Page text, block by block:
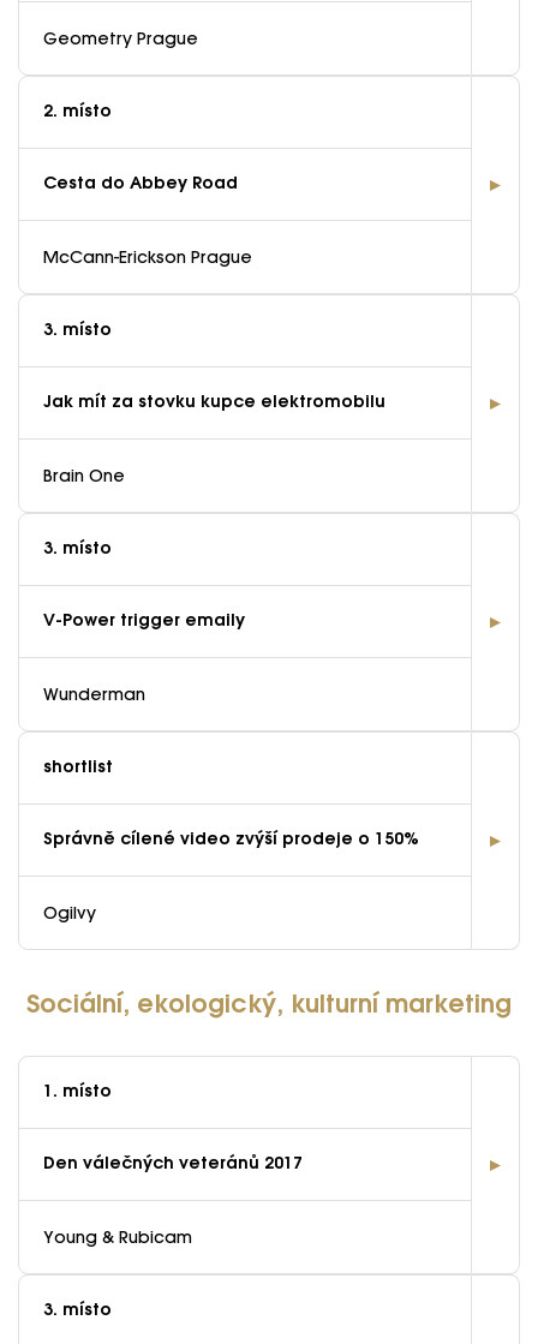
Geometry Prague
2. místo
Cesta do Abbey Road
McCann-Erickson Prague
3. místo
Jak mít za stovku kupce elektromobilu
Brain One
3. místo
V-Power trigger emaily
Wunderman
shortlist
Správně cílené video zvýší prodeje o 150%
Ogilvy
Sociální, ekologický, kulturní marketing
1. místo
Den válečných veteránů 2017
Young & Rubicam
3. místo